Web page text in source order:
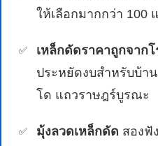
ให้เลือกมากกว่า 100
เหล็กดัดราคาถูกจากโ
ประหยัดงบสำหรับบ้า
โด แถวราษฎร์บูรณะ
มุ้งลวดเหล็กดัด สองฟั